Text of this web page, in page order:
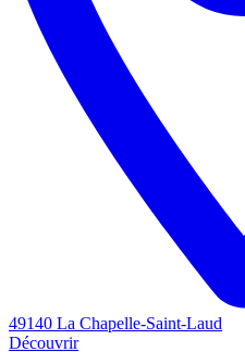
49140 La Chapelle-Saint-Laud
Découvrir